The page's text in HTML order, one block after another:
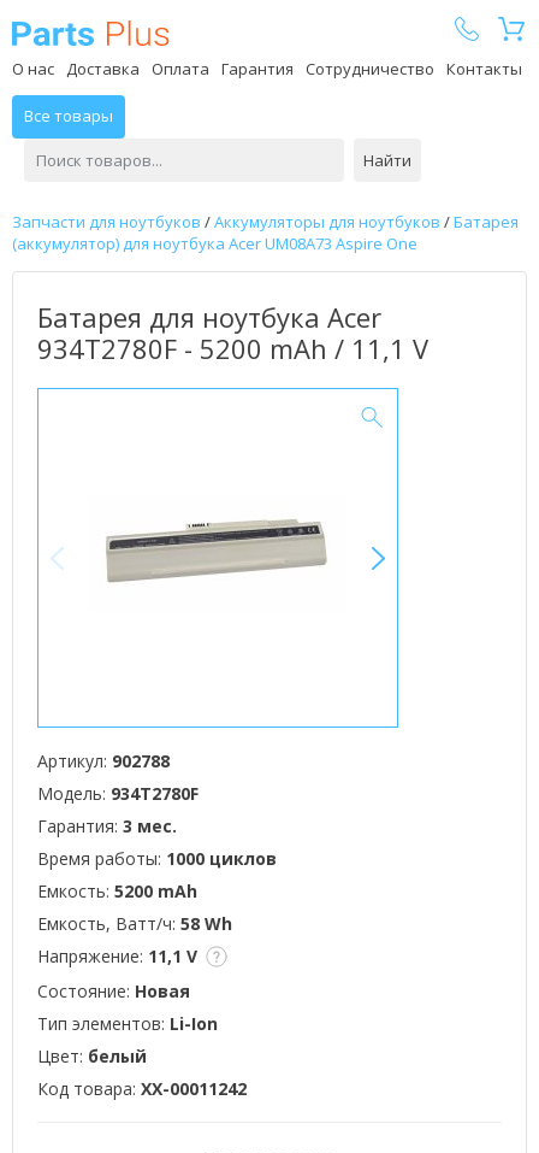
О нас Доставка Оплата Гарантия Сотрудничество Контакты
Все товары
Найти
Запчасти для ноутбуков /Аккумуляторы для ноутбуков /Батарея
(аккумулятор) для ноутбука Acer UM08A73 Aspire One
Батарея для ноутбука Acer
934T2780F - 5200 mAh / 11,1 V
Артикул: 902788
Модель: 934T2780F
Гарантия: 3 мес.
Время работы: 1000 циклов
Емкость: 5200 mAh
Емкость, Ватт/ч: 58 Wh
Напряжение: 11,1 V
Состояние: Новая
Тип элементов: Li-Ion
Цвет: белый
Код товара: XX-00011242